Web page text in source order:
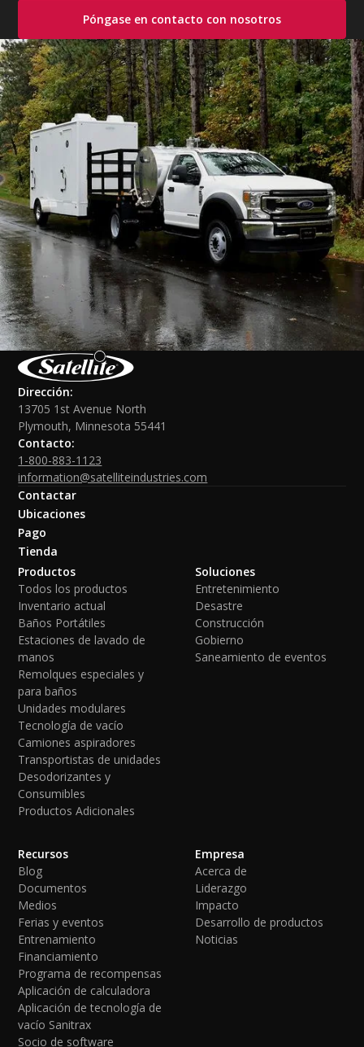
Póngase en contacto con nosotros
Dirección:
13705 1st Avenue North
Plymouth, Minnesota 55441
Contacto:
1-800-883-1123
information@satelliteindustries.com
Contactar
Ubicaciones
Pago
Tienda
Productos
Todos los productos
Inventario actual
Baños Portátiles
Estaciones de lavado de
manos
Remolques especiales y
para baños
Unidades modulares
Tecnología de vacío
Camiones aspiradores
Transportistas de unidades
Desodorizantes y
Consumibles
Productos Adicionales
Soluciones
Entretenimiento
Desastre
Construcción
Gobierno
Saneamiento de eventos
Recursos
Blog
Documentos
Medios
Ferias y eventos
Entrenamiento
Financiamiento
Programa de recompensas
Aplicación de calculadora
Aplicación de tecnología de
vacío Sanitrax
Socio de software
Empresa
Acerca de
Liderazgo
Impacto
Desarrollo de productos
Noticias